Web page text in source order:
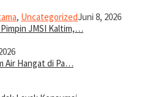
, UncategorizedJuni 8, 2026
Pimpin JMSI Kaltim,…
Air Hangat di Pa…